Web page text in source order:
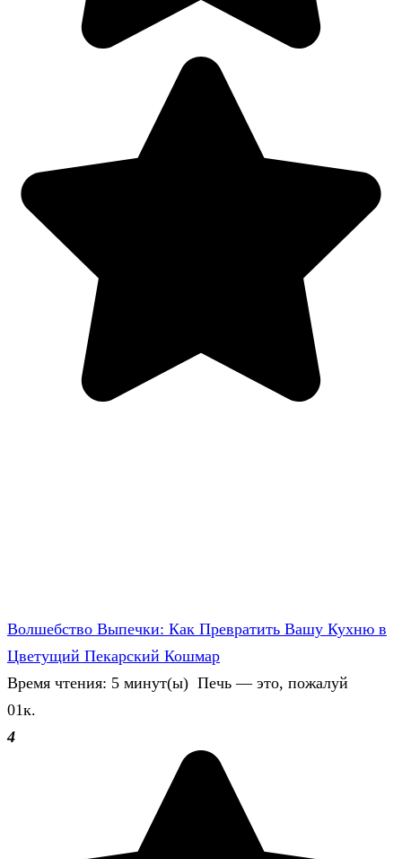
Волшебство Выпечки: Как Превратить Вашу Кухню в
Цветущий Пекарский Кошмар
Время чтения: 5 минут(ы) Печь — это, пожалуй
01к.
4